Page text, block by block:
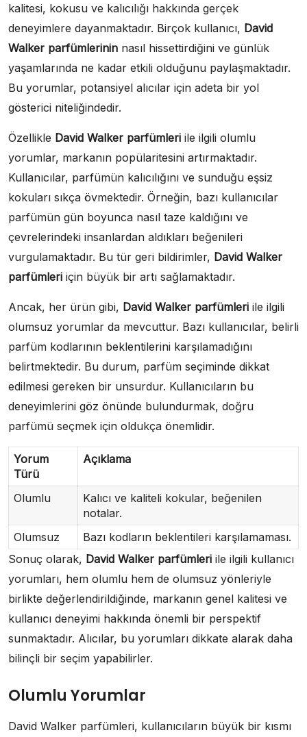
kalitesi, kokusu ve kalıcılığı hakkında gerçek
deneyimlere dayanmaktadır. Birçok kullanıcı, David
Walker parfümlerinin nasıl hissettirdiğini ve günlük
yaşamlarında ne kadar etkili olduğunu paylaşmaktadır.
Bu yorumlar, potansiyel alıcılar için adeta bir yol
gösterici niteliğindedir.
Özellikle David Walker parfümleri ile ilgili olumlu
yorumlar, markanın popülaritesini artırmaktadır.
Kullanıcılar, parfümün kalıcılığını ve sunduğu eşsiz
kokuları sıkça övmektedir. Örneğin, bazı kullanıcılar
parfümün gün boyunca nasıl taze kaldığını ve
çevrelerindeki insanlardan aldıkları beğenileri
vurgulamaktadır. Bu tür geri bildirimler, David Walker
parfümleri için büyük bir artı sağlamaktadır.
Ancak, her ürün gibi, David Walker parfümleri ile ilgili
olumsuz yorumlar da mevcuttur. Bazı kullanıcılar, belirli
parfüm kodlarının beklentilerini karşılamadığını
belirtmektedir. Bu durum, parfüm seçiminde dikkat
edilmesi gereken bir unsurdur. Kullanıcıların bu
deneyimlerini göz önünde bulundurmak, doğru
parfümü seçmek için oldukça önemlidir.
Yorum
Türü
Açıklama
Olumlu
Kalıcı ve kaliteli kokular, beğenilen
notalar.
Olumsuz
Bazı kodların beklentileri karşılamaması.
Sonuç olarak, David Walker parfümleri ile ilgili kullanıcı
yorumları, hem olumlu hem de olumsuz yönleriyle
birlikte değerlendirildiğinde, markanın genel kalitesi ve
kullanıcı deneyimi hakkında önemli bir perspektif
sunmaktadır. Alıcılar, bu yorumları dikkate alarak daha
bilinçli bir seçim yapabilirler.
Olumlu Yorumlar
David Walker parfümleri, kullanıcıların büyük bir kısmı